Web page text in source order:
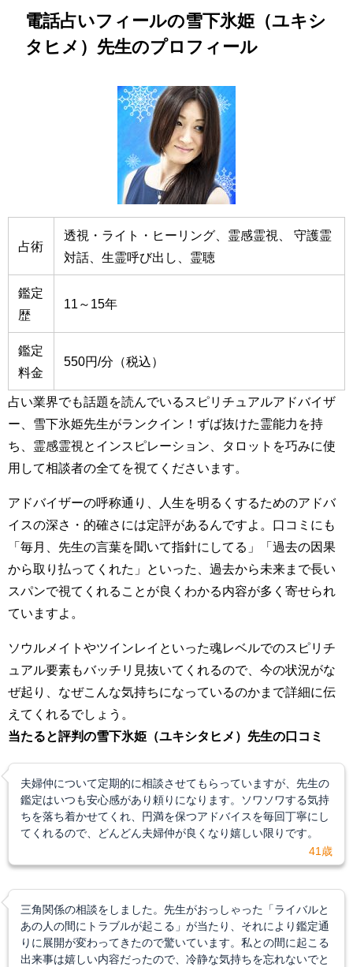
電話占いフィールの雪下氷姫（ユキシ
タヒメ）先生のプロフィール
占術
透視・ライト・ヒーリング、霊感霊視、 守護霊
対話、生霊呼び出し、霊聴
鑑定
歴
11～15年
鑑定
料金
550円/分（税込）
占い業界でも話題を読んでいるスピリチュアルアドバイザ
ー、雪下氷姫先生がランクイン！ずば抜けた霊能力を持
ち、霊感霊視とインスピレーション、タロットを巧みに使
用して相談者の全てを視てくださいます。
アドバイザーの呼称通り、人生を明るくするためのアドバ
イスの深さ・的確さには定評があるんですよ。口コミにも
「毎月、先生の言葉を聞いて指針にしてる」「過去の因果
から取り払ってくれた」といった、過去から未来まで長い
スパンで視てくれることが良くわかる内容が多く寄せられ
ていますよ。
ソウルメイトやツインレイといった魂レベルでのスピリチ
ュアル要素もバッチリ見抜いてくれるので、今の状況がな
ぜ起り、なぜこんな気持ちになっているのかまで詳細に伝
えてくれるでしょう。
当たると評判の雪下氷姫（ユキシタヒメ）先生の口コミ
夫婦仲について定期的に相談させてもらっていますが、先生の
鑑定はいつも安心感があり頼りになります。ソワソワする気持
ちを落ち着かせてくれ、円満を保つアドバイスを毎回丁寧にし
てくれるので、どんどん夫婦仲が良くなり嬉しい限りです。
41歳
三角関係の相談をしました。先生がおっしゃった「ライバルと
あの人の間にトラブルが起こる」が当たり、それにより鑑定通
りに展開が変わってきたので驚いています。私との間に起こる
出来事は嬉しい内容だったので、冷静な気持ちを忘れないでと